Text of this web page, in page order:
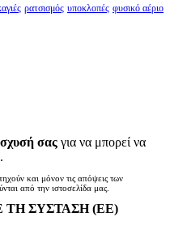
ρατσισμός υποκλοπές φυσικό αέριο
σας για να μπορεί να
και μόνον τις απόψεις των
από την ιστοσελίδα μας.
ΣΥΣΤΑΣΗ (ΕΕ)